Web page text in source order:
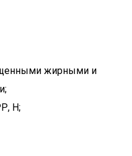
жирными и
Н;